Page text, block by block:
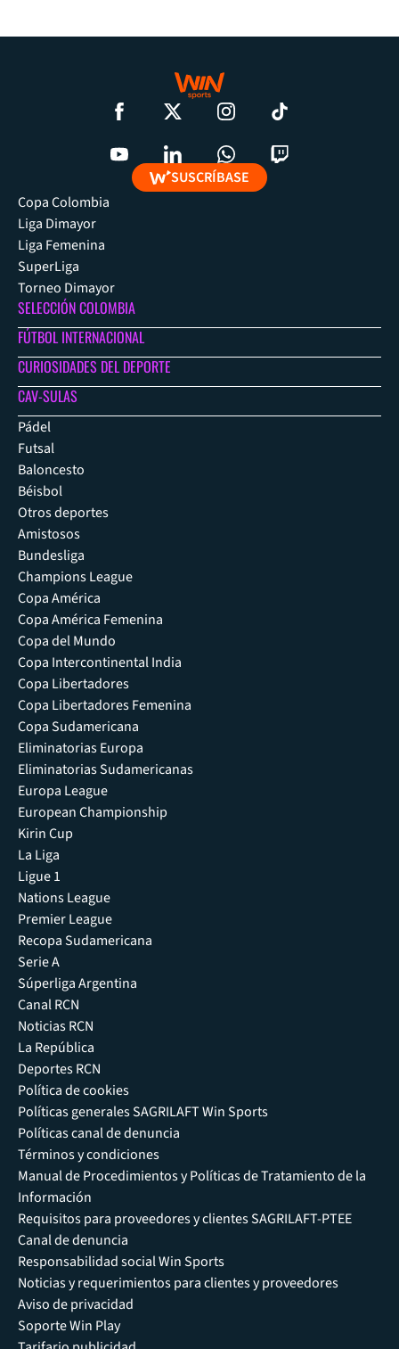
SUSCRÍBASE
Copa Colombia
Liga Dimayor
Liga Femenina
SuperLiga
Torneo Dimayor
SELECCIÓN COLOMBIA
FÚTBOL INTERNACIONAL
CURIOSIDADES DEL DEPORTE
CAV-SULAS
Pádel
Futsal
Baloncesto
Béisbol
Otros deportes
Amistosos
Bundesliga
Champions League
Copa América
Copa América Femenina
Copa del Mundo
Copa Intercontinental India
Copa Libertadores
Copa Libertadores Femenina
Copa Sudamericana
Eliminatorias Europa
Eliminatorias Sudamericanas
Europa League
European Championship
Kirin Cup
La Liga
Ligue 1
Nations League
Premier League
Recopa Sudamericana
Serie A
Súperliga Argentina
Canal RCN
Noticias RCN
La República
Deportes RCN
Política de cookies
Políticas generales SAGRILAFT Win Sports
Políticas canal de denuncia
Términos y condiciones
Manual de Procedimientos y Políticas de Tratamiento de la
Información
Requisitos para proveedores y clientes SAGRILAFT-PTEE
Canal de denuncia
Responsabilidad social Win Sports
Noticias y requerimientos para clientes y proveedores
Aviso de privacidad
Soporte Win Play